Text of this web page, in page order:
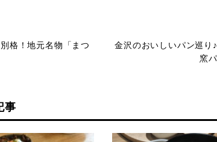
格！地元名物「まつ
金沢のおいしいパン巡り
窯
事